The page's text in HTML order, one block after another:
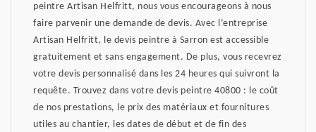
peintre Artisan Helfritt, nous vous encourageons à nous
faire parvenir une demande de devis. Avec l’entreprise
Artisan Helfritt, le devis peintre à Sarron est accessible
gratuitement et sans engagement. De plus, vous recevrez
votre devis personnalisé dans les 24 heures qui suivront la
requête. Trouvez dans votre devis peintre 40800 : le coût
de nos prestations, le prix des matériaux et fournitures
utiles au chantier, les dates de début et de fin des